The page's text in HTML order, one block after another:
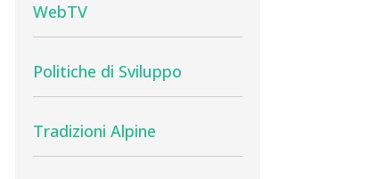
WebTV
Politiche di Sviluppo
Tradizioni Alpine